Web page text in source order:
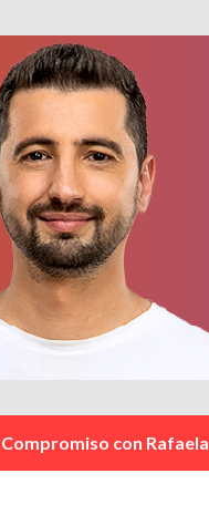
Compromiso con Rafaela